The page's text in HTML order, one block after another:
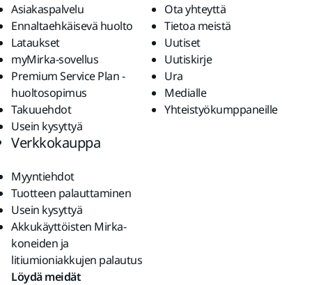
Asiakaspalvelu
Ennaltaehkäisevä huolto
Lataukset
myMirka-sovellus
Premium Service Plan -
huoltosopimus
Takuuehdot
Usein kysyttyä
Ota yhteyttä
Tietoa meistä
Uutiset
Uutiskirje
Ura
Medialle
Yhteistyökumppaneille
Verkkokauppa
Myyntiehdot
Tuotteen palauttaminen
Usein kysyttyä
Akkukäyttöisten Mirka-
koneiden ja
litiumioniakkujen palautus
Löydä meidät